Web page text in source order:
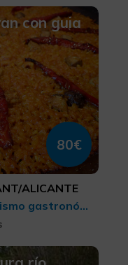
con guia
80€
ALICANTE
Turismo de congresos, Turismo gastronómico, Turismo de ocio y diversión, Turismo rural y natural, Ciudades, Senderismo, Buceo, Turismo cultural, Turismo musical, Actividades náuticas, Turismo activo-aventura